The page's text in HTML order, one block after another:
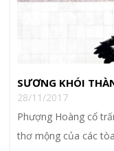
SƯƠNG KHÓI
28/11/2017
Phượng Hoàng cổ
thơ mộng của các